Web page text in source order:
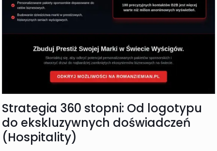
Strategia 360 stopni: Od logotypu
do ekskluzywnych doświadczeń
(Hospitality)